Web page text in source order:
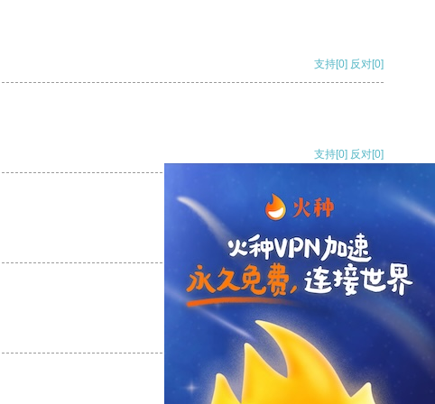
支持[0] 反对[0]
支持[0] 反对[0]
支持[0] 反对
支持